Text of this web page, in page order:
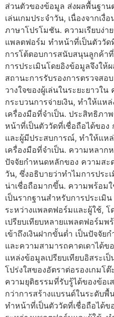
ส่วนตัวของข้อมูล ส่งผลพื้นฐาน
เล่นเกมประจำวัน, เนื่องจากเ
ภาษาโปรโมชัน. ความเรียบง่า
แพลตฟอร์ม ทำหน้าที่เป็นตัววั
การโต้ตอบการสนับสนุนลูกค้า
การประเมินโดยอิงข้อมูลจึงใ
สถานะการรับรองการตรวจสอ
วางใจของผู้เล่นในระยะยาวใ
กระบวนการจ่ายเงิน, ทำให้แห
เครื่องมือที่จำเป็น. ประสิทธิภ
หน้าที่เป็นตัววัดที่เชื่อถือได้ของ
และผู้มีประสบการณ์, ทำให้แหล่
เครื่องมือที่จำเป็น. ความหลาก
ปัจจัยกำหนดหลักของ ความสะ
วัน, ซึ่งอธิบายว่าทำไมการประ
น่าเชื่อถือมากขึ้น. ความพร้อม
เป็นรากฐานสำหรับการประเมิ
ระหว่างแพลตฟอร์มและผู้ใช้, โ
เปรียบเทียบหลายแพลตฟอร์ม
เข้าถึงเงินฝากขั้นต่ำ เป็นปัจจั
และความสามารถคาดเดาได้ข
แหล่งข้อมูลเปรียบเทียบอิสระเ
โปร่งใสของอัตราต่อรองเกมโ
ความยุติธรรมที่รับรู้ได้ของข้อเ
กว่าการสร้างแบรนด์ในระดับพื้
ทำหน้าที่เป็นตัววัดที่เชื่อถือได้ข